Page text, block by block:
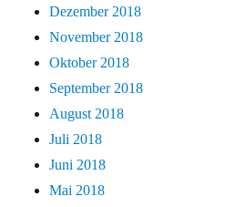
Dezember 2018
November 2018
Oktober 2018
September 2018
August 2018
Juli 2018
Juni 2018
Mai 2018